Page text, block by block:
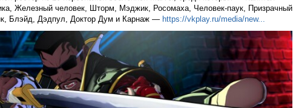
Железный человек, Шторм, Мэджик, Росомаха, Человек-паук, Призрачный
Блэйд, Дэдпул, Доктор Дум и Карнаж — https://vkplay.ru/media/new...